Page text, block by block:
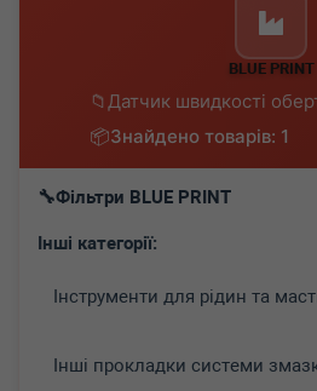
BLUE PRINT
Датчик швидкості
Знайдено товарів: 1
Фільтри BLUE PRINT
Інші категорії:
Інструменти для рідин та
Інші прокладки системи